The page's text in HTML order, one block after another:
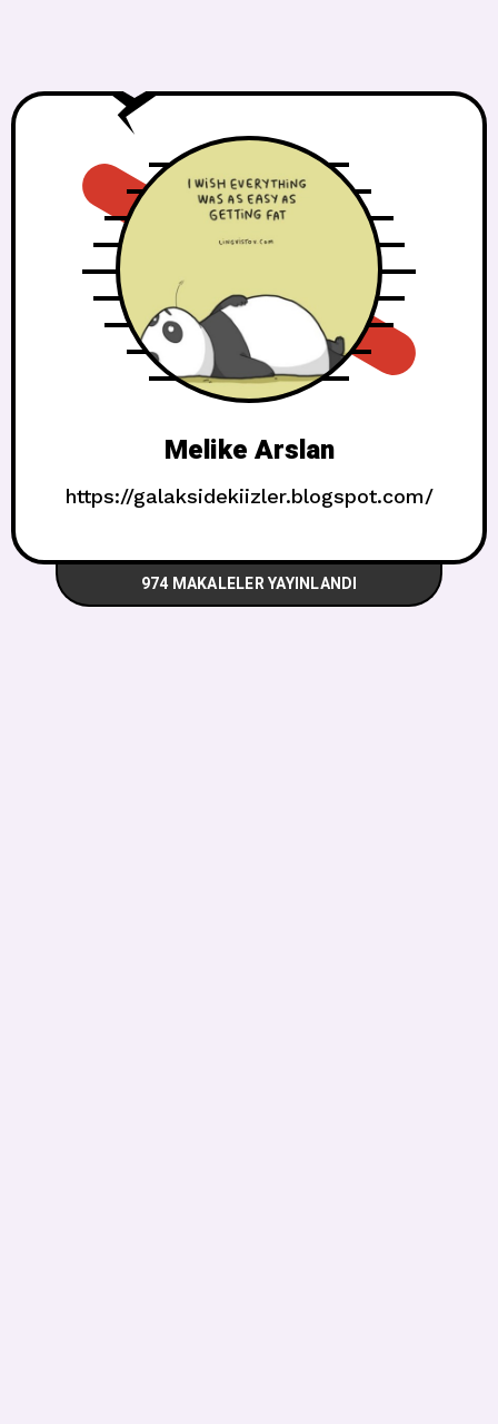
974 MAKALELER YAYINLANDI
Melike Arslan
https://galaksidekiizler.blogspot.com/